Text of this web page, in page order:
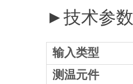
►技术参数
输入类型
测温元件